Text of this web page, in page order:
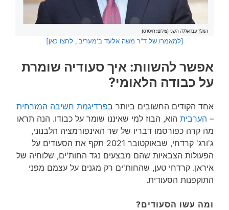
[למאמרו של ד"ר משה אלעד ב'מעריב', לחצו כאן]
אפשר להשוות: איך סעודיה שומרת
על כבודה הלאומי?
אחד הקודים החשובים ביותר בפרדיגמת חשיבה המזרחית
– הערבית הוא, הבוז למי שאיננו שומר על כבודו. הנה תראו
מה קרה כפורסמו דבריו של שר האינפורמציה הלבנוני,
ג'ורג' קרדחי, שבאוקטובר 2021 תקף את הסעודים על
הפעולות הצבאיות שהם מבצעים נגד החות'ים, שלוחיה של
איראן. קרדחי טען, שהחות'ים רק מגנים על עצמם מפני
התוקפנות הסעודית.
ומה עשו הסעודים?